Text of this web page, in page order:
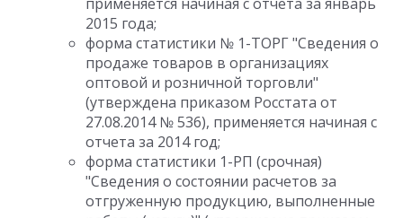
2015 года;
форма статистики № 1-ТОРГ "Сведения о
продаже товаров в организациях
оптовой и розничной торговли"
(утверждена приказом Росстата от
27.08.2014 № 536), применяется начиная с
отчета за 2014 год;
форма статистики 1-РП (срочная)
"Сведения о состоянии расчетов за
отгруженную продукцию, выполненные